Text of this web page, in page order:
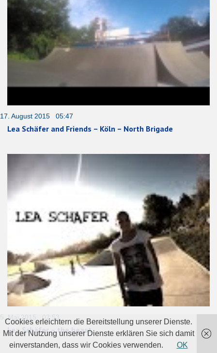
17. August 2015 05:47
Lea Schäfer and Friends – Köln – North Brigade
5. Mai 2015 02:53
Lea Schäfer – the beast
Cookies erleichtern die Bereitstellung unserer Dienste.
Mit der Nutzung unserer Dienste erklären Sie sich damit
einverstanden, dass wir Cookies verwenden.
OK